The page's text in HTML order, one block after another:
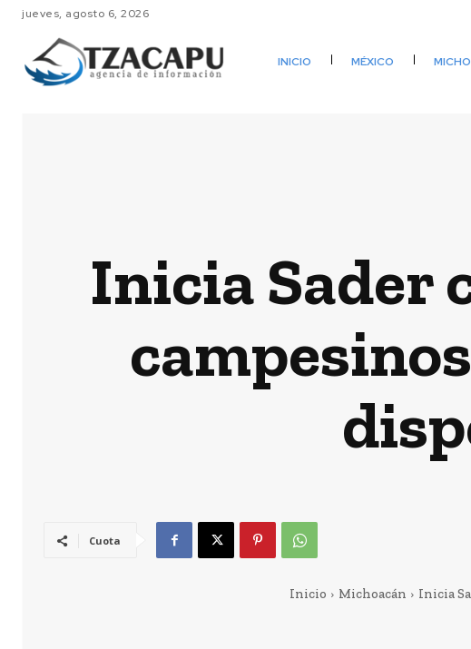
jueves, agosto 6, 2026
INICIO MÉXICO
Inicia Sader
Cuota
Inicio Michoacán Inicia